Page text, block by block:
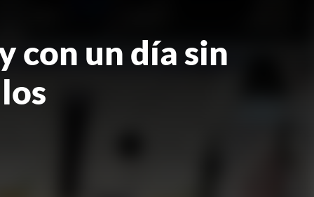
con un día sin